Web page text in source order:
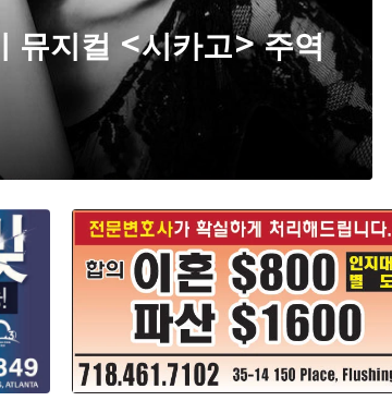
뮤지컬 <시카고> 주역